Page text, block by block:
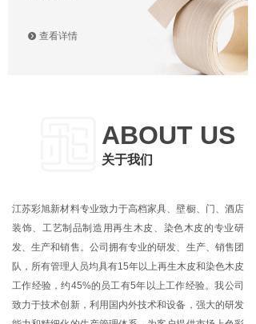
뀹 查看详情
ABOUT US
关于我们
江苏彩旭新材料专业致力于高档家具、壁橱、门、酒店
装饰、工艺制品制造用再生木皮、染色木皮的专业研
发、生产和销售。公司拥有专业的研发、生产、销售团
队，所有管理人员均具有15年以上再生木皮和染色木皮
工作经验，约45%的员工有5年以上工作经验。我公司
致力于技术创新，利用国内外技术和设备，强大的研发